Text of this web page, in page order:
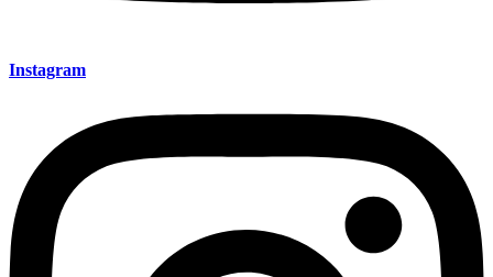
Instagram